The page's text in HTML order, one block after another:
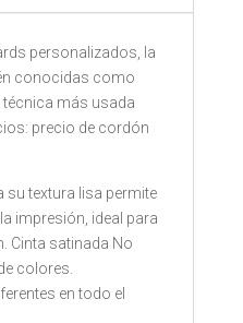
personalizados, la
conocidas como
técnica más usada
precio de cordón
su textura lisa permite
impresión, ideal para
Cinta satinada No
colores.
en todo el